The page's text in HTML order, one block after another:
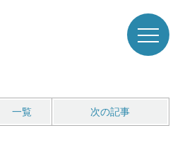
一覧 次の記事